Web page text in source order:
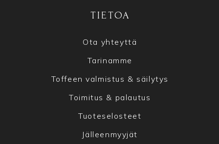
TIETOA
Ota yhteyttä
Tarinamme
Toffeen valmistus & säilytys
Toimitus & palautus
Tuoteselosteet
Jälleenmyyjät